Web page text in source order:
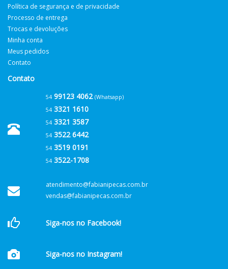
Política de segurança e de privacidade
Processo de entrega
Trocas e devoluções
Minha conta
Meus pedidos
Contato
Contato
5499123 4062 (Whatsapp)
543321 1610
543321 3587
543522 6442
543519 0191
543522-1708
atendimento@fabianipecas.com.br
vendas@fabianipecas.com.br
Siga-nos no Facebook!
Siga-nos no Instagram!